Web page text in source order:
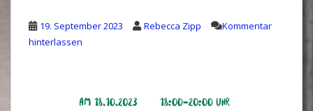
19. September 2023 Rebecca Zipp
Kommentar
hinterlassen